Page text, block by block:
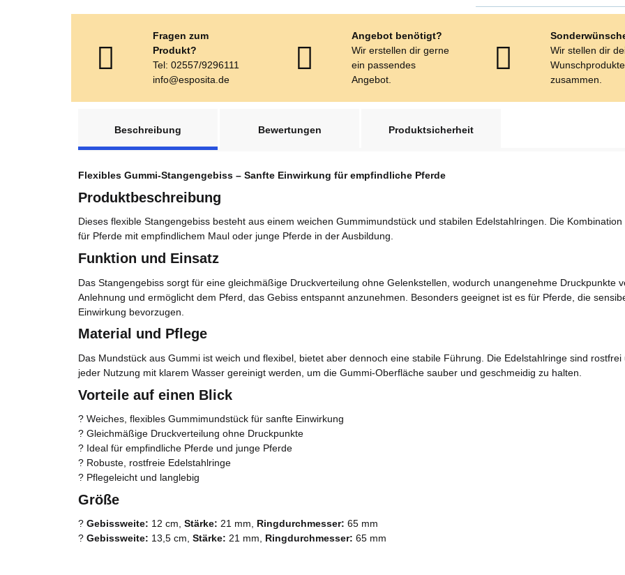
Fragen zum
Produkt?
Tel: 02557/9296111
info@esposita.de
Angebot benötigt?
Wir erstellen dir gerne
ein passendes
Angebot.
Wir stellen dir
Wunschprodukte
zusammen.
Beschreibung
Bewertungen Produktsicherheit
Flexibles Gummi-Stangengebiss – Sanfte Einwirkung für empfindliche Pferde
Produktbeschreibung
Dieses flexible Stangengebiss besteht aus einem weichen Gummimundstück und stabilen Edelstahlringen. Die
für Pferde mit empfindlichem Maul oder junge Pferde in der Ausbildung.
Funktion und Einsatz
Das Stangengebiss sorgt für eine gleichmäßige Druckverteilung ohne Gelenkstellen, wodurch unangenehme Druckpunkte
Anlehnung und ermöglicht dem Pferd, das Gebiss entspannt anzunehmen. Besonders geeignet ist es für Pferde, die
Einwirkung bevorzugen.
Material und Pflege
Das Mundstück aus Gummi ist weich und flexibel, bietet aber dennoch eine stabile Führung. Die Edelstahlringe sind
jeder Nutzung mit klarem Wasser gereinigt werden, um die Gummi-Oberfläche sauber und geschmeidig zu halten.
Vorteile auf einen Blick
? Weiches, flexibles Gummimundstück für sanfte Einwirkung
? Gleichmäßige Druckverteilung ohne Druckpunkte
? Ideal für empfindliche Pferde und junge Pferde
? Robuste, rostfreie Edelstahlringe
? Pflegeleicht und langlebig
Größe
? Gebissweite: 12 cm, Stärke: 21 mm, Ringdurchmesser: 65 mm
? Gebissweite: 13,5 cm, Stärke: 21 mm, Ringdurchmesser: 65 mm